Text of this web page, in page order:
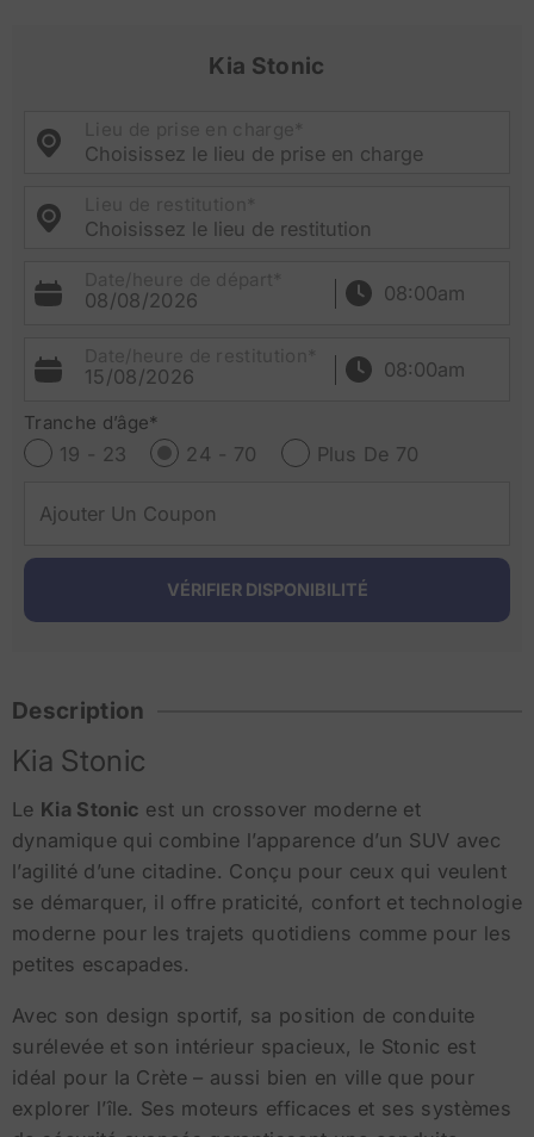
Kia Stonic
Choisissez le lieu de prise en charge
Choisissez le lieu de restitution
08/08/2026
15/08/2026
Tranche d’âge*
19 - 23 24 - 70 Plus De 70
Description
Kia Stonic
Le Kia Stonic est un crossover moderne et
dynamique qui combine l’apparence d’un SUV avec
l’agilité d’une citadine. Conçu pour ceux qui veulent
se démarquer, il offre praticité, confort et technologie
moderne pour les trajets quotidiens comme pour les
petites escapades.
Avec son design sportif, sa position de conduite
surélevée et son intérieur spacieux, le Stonic est
idéal pour la Crète – aussi bien en ville que pour
explorer l’île. Ses moteurs efficaces et ses systèmes